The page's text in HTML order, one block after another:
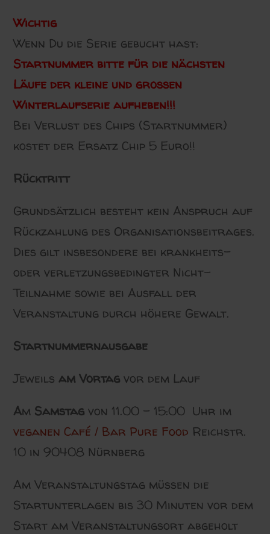
Wichtig
Wenn Du die Serie gebucht hast:
Startnummer bitte für die nächsten
Läufe der kleine und großen
Winterlaufserie aufheben!!!
Bei Verlust des Chips (Startnummer)
kostet der Ersatz Chip 5 Euro!!
Rücktritt
Grundsätzlich besteht kein Anspruch auf
Rückzahlung des Organisationsbeitrages.
Dies gilt insbesondere bei krankheits-
oder verletzungsbedingter Nicht-
Teilnahme sowie bei Ausfall der
Veranstaltung durch höhere Gewalt.
Startnummernausgabe
Jeweilsam Vortag vor dem Lauf
Am Samstag von 11.00 – 15:00 Uhr im
veganen Café / Bar Pure Food Reichstr.
10 in 90408 Nürnberg
Am Veranstaltungstag müssen die
Startunterlagen bis 30 Minuten vor dem
Start am Veranstaltungsort abgeholt